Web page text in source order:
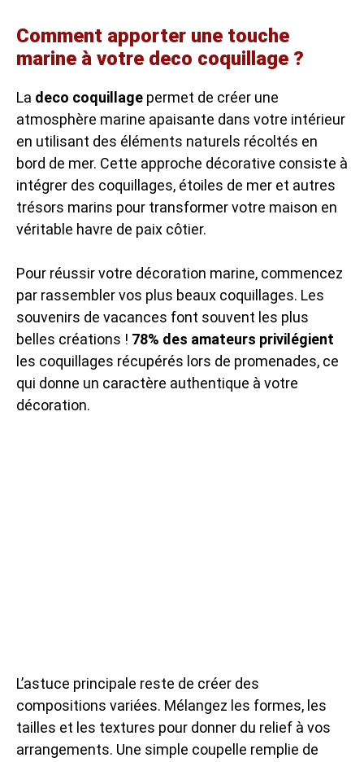
Comment apporter une touche
marine à votre deco coquillage ?
La deco coquillage permet de créer une
atmosphère marine apaisante dans votre intérieur
en utilisant des éléments naturels récoltés en
bord de mer. Cette approche décorative consiste à
intégrer des coquillages, étoiles de mer et autres
trésors marins pour transformer votre maison en
véritable havre de paix côtier.
Pour réussir votre décoration marine, commencez
par rassembler vos plus beaux coquillages. Les
souvenirs de vacances font souvent les plus
belles créations ! 78% des amateurs privilégient
les coquillages récupérés lors de promenades, ce
qui donne un caractère authentique à votre
décoration.
L’astuce principale reste de créer des
compositions variées. Mélangez les formes, les
tailles et les textures pour donner du relief à vos
arrangements. Une simple coupelle remplie de